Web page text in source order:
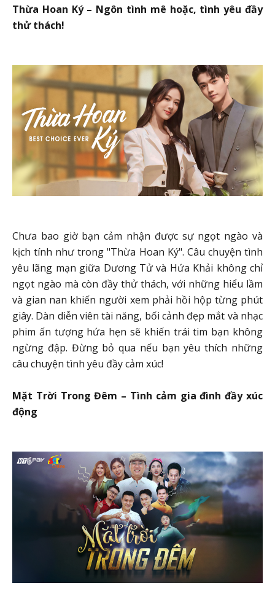
Thừa Hoan Ký – Ngôn tình mê hoặc, tình yêu đầy
thử thách!
Chưa bao giờ bạn cảm nhận được sự ngọt ngào và
kịch tính như trong "Thừa Hoan Ký". Câu chuyện tình
yêu lãng mạn giữa Dương Tử và Hứa Khải không chỉ
ngọt ngào mà còn đầy thử thách, với những hiểu lầm
và gian nan khiến người xem phải hồi hộp từng phút
giây. Dàn diễn viên tài năng, bối cảnh đẹp mắt và nhạc
phim ấn tượng hứa hẹn sẽ khiến trái tim bạn không
ngừng đập. Đừng bỏ qua nếu bạn yêu thích những
câu chuyện tình yêu đầy cảm xúc!
Mặt Trời Trong Đêm – Tình cảm gia đình đầy xúc
động